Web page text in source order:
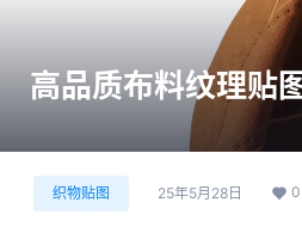
高品质布料纹理贴
织物贴图 25年5月28日 0